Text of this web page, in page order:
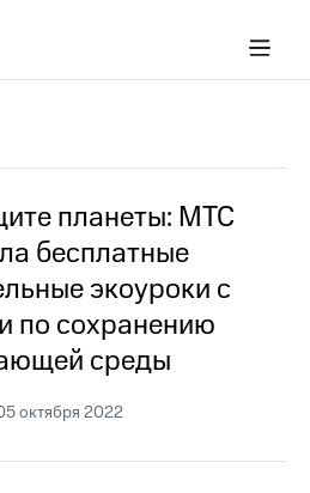
планеты: МТС
бесплатные
экоуроки с
по сохранению
среды
октября 2022